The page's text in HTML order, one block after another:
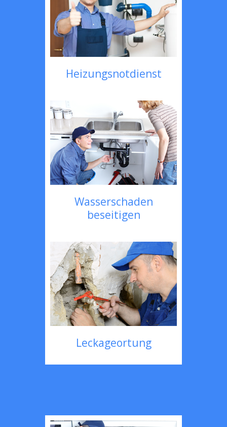
Heizungsnotdienst
Wasserschaden
beseitigen
Leckageortung